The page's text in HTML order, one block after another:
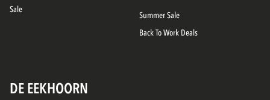
Sale
Summer Sale
Back To Work Deals
DE EEKHOORN